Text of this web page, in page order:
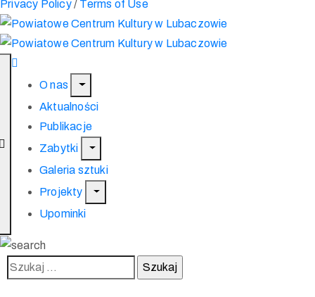
Privacy Policy/ Terms of Use
O nas
Aktualności
Publikacje
Zabytki
Galeria sztuki
Projekty
Upominki